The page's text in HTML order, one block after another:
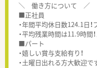
＼ 働き方について ／
■正社員
・年間平均休日数124.1日
・平均残業時間は11.9時間
■パート
・嬉しい賞与支給有り！
・土曜日出れる方大歓迎で